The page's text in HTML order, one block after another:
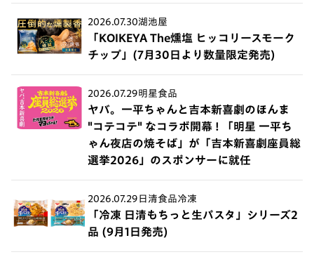
2026.07.30湖池屋
「KOIKEYA The燻塩 ヒッコリースモーク
チップ」(7月30日より数量限定発売)
2026.07.29明星食品
ヤバ。一平ちゃんと吉本新喜劇のほんま
"コテコテ" なコラボ開幕 ! 「明星 一平ち
ゃん夜店の焼そば」が「吉本新喜劇座員総
選挙2026」のスポンサーに就任
2026.07.29 日清食品冷凍
「冷凍 日清もちっと生パスタ」シリーズ2
品 (9月1日発売)